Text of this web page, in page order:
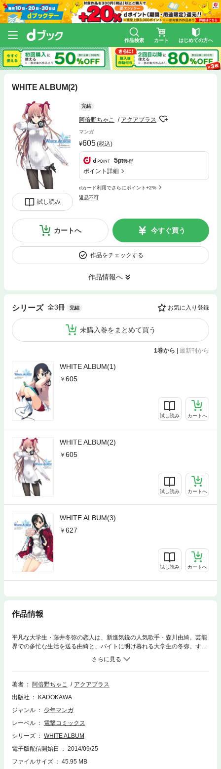
作品検索 カート はじめての方へ
WHITE ALBUM(2)
試し読み
完結
阿倍野ちゃこ アクアプラス
マンガ
605(税込)
5pt獲得
ポイント詳細
dカード利用でさらにポイント+2%
返品不可
カートへ 今すぐ買う
作品をチェックする
作品情報へ
シリーズ 全3冊 完結 お気に入り登録
未購入巻をまとめて買う
1巻から | 最新刊から
WHITE ALBUM(1)
605
試し読み カートへ
WHITE ALBUM(2)
605
試し読み カートへ
WHITE ALBUM(3)
627
試し読み カートへ
作品情報
平凡な大学生・藤井冬弥の恋人は、新進気鋭の人気歌手・森川由綺。芸能
界での多忙な生活を送る由綺と、バイトに明け暮れる大学生の冬弥。すれ
違いの中、冬弥はトップアイドル・緒方理奈と偶然にも再度出会う。一
方、由綺は理奈とのクリスマスコンサートが決定して……。それぞれの想
いが交錯する中、クリスマス・イヴが訪れる……。
著者
阿倍野ちゃこ
アクアプラス
出版社
KADOKAWA
ジャンル
少年マンガ
レーベル
電撃コミックス
シリーズ
WHITE ALBUM
電子版配信開始日
2014/09/25
ファイルサイズ
45.95 MB